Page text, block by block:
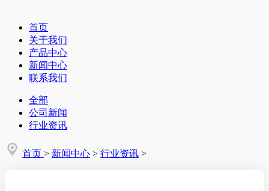
首页
关于我们
产品中心
新闻中心
联系我们
全部
公司新闻
行业资讯
首页 > 新闻中心 > 行业资讯 >